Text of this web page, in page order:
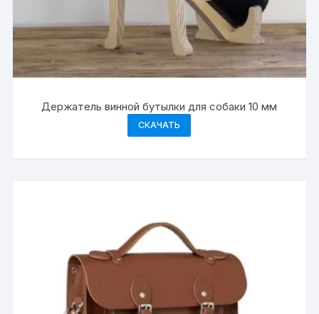
Держатель винной бутылки для собаки 10 мм
СКАЧАТЬ